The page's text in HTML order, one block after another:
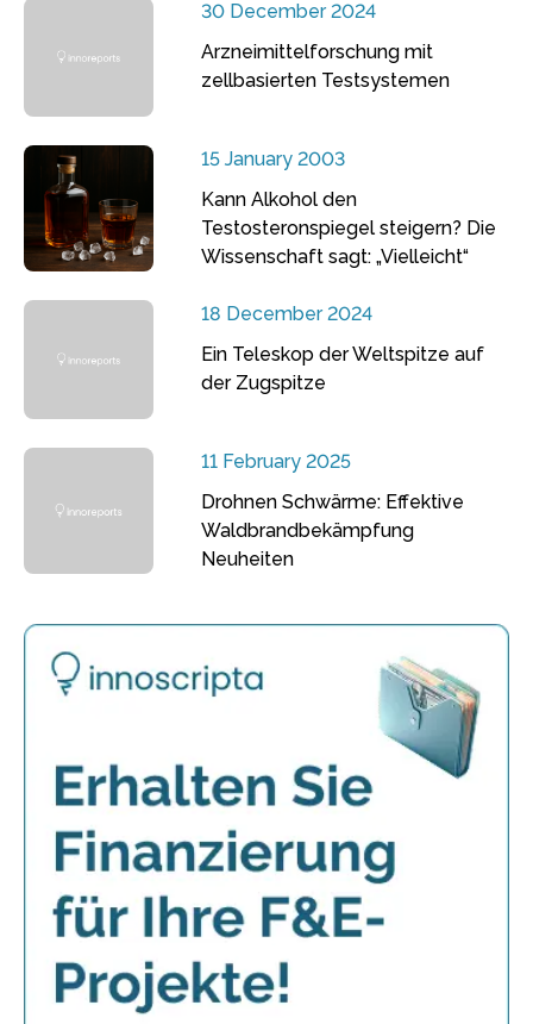
30 December 2024
Arzneimittelforschung mit
zellbasierten Testsystemen
15 January 2003
Kann Alkohol den
Testosteronspiegel steigern? Die
Wissenschaft sagt: „Vielleicht“
18 December 2024
Ein Teleskop der Weltspitze auf
der Zugspitze
11 February 2025
Drohnen Schwärme: Effektive
Waldbrandbekämpfung
Neuheiten